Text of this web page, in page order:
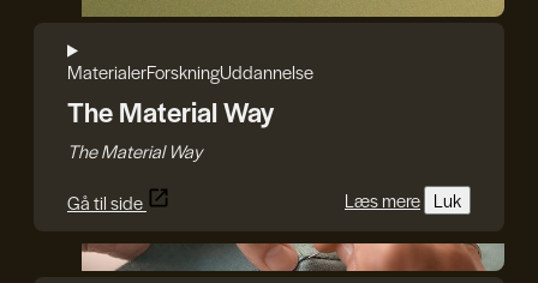
MaterialerForskningUddannelse
The Material Way
The Material Way
Gå til side
Læs mere Luk
Craft.Partners